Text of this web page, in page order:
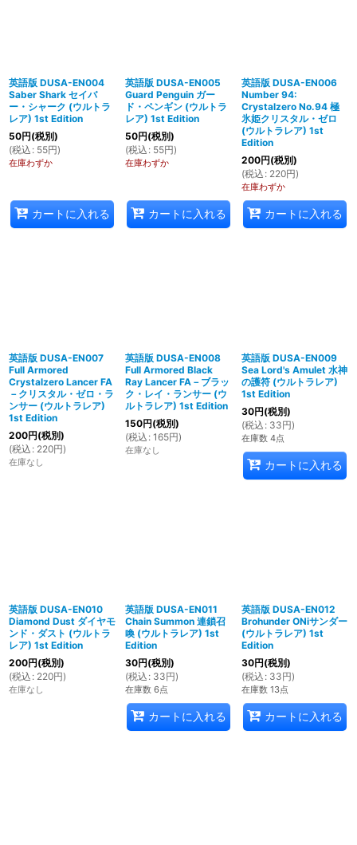
英語版 DUSA-EN004
Saber Shark セイバ
ー・シャーク (ウルトラ
レア) 1st Edition
50円(税別)
(税込 : 55円)
在庫わずか
カートに入れる
英語版 DUSA-EN005
Guard Penguin ガー
ド・ペンギン (ウルトラ
レア) 1st Edition
50円(税別)
(税込 : 55円)
在庫わずか
カートに入れる
英語版 DUSA-EN006
Number 94:
Crystalzero No.94 極
氷姫クリスタル・ゼロ
(ウルトラレア) 1st
Edition
200円(税別)
(税込 : 220円)
在庫わずか
カートに入れる
英語版 DUSA-EN007
Full Armored
Crystalzero Lancer FA
－クリスタル・ゼロ・ラ
ンサー (ウルトラレア)
1st Edition
200円(税別)
(税込 : 220円)
在庫なし
英語版 DUSA-EN008
Full Armored Black
Ray Lancer FA－ブラッ
ク・レイ・ランサー (ウ
ルトラレア) 1st Edition
150円(税別)
(税込 : 165円)
在庫なし
英語版 DUSA-EN009
Sea Lord's Amulet 水神
の護符 (ウルトラレア)
1st Edition
30円(税別)
(税込 : 33円)
在庫数 4点
カートに入れる
英語版 DUSA-EN010
Diamond Dust ダイヤモ
ンド・ダスト (ウルトラ
レア) 1st Edition
200円(税別)
(税込 : 220円)
在庫なし
英語版 DUSA-EN011
Chain Summon 連鎖召
喚 (ウルトラレア) 1st
Edition
30円(税別)
(税込 : 33円)
在庫数 6点
カートに入れる
英語版 DUSA-EN012
Brohunder ONiサンダー
(ウルトラレア) 1st
Edition
30円(税別)
(税込 : 33円)
在庫数 13点
カートに入れる